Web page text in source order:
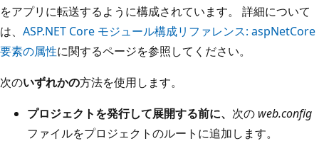
をアプリに転送するように構成されています。 詳細について
は、 ASP.NET Core モジュール構成リファレンス: aspNetCore
要素の属性に関するページを参照してください。
次のいずれかの方法を使用します。
プロジェクトを発行して展開する前に、 次の web.config
ファイルをプロジェクトのルートに追加します。